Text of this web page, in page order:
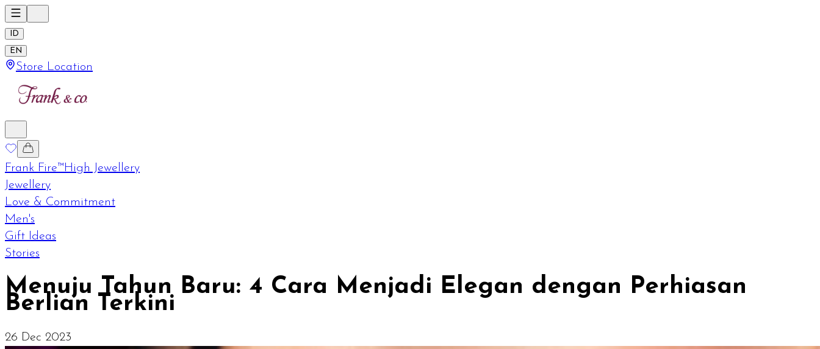
ID
EN
Store Location
Frank Fire™High Jewellery
Jewellery
Love & Commitment
Men's
Gift Ideas
Stories
Menuju Tahun Baru: 4 Cara Menjadi Elegan dengan Perhiasan
Berlian Terkini
26 Dec 2023